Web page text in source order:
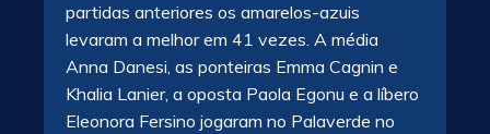
partidas anteriores os amarelos-azuis
levaram a melhor em 41 vezes. A média
Anna Danesi, as ponteiras Emma Cagnin e
Khalia Lanier, a oposta Paola Egonu e a líbero
Eleonora Fersino jogaram no Palaverde no